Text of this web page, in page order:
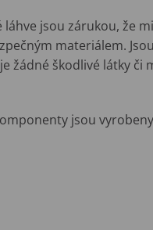
láhve jsou zárukou, že
materiálem.
žádné škodlivé látky
jsou